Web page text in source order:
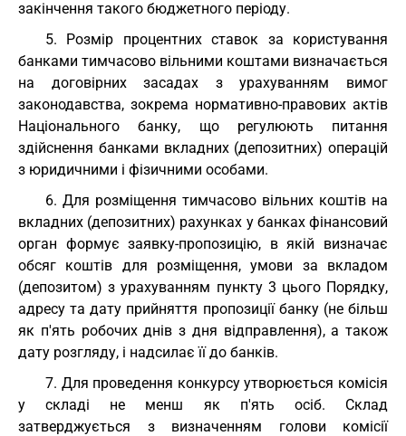
закінчення такого бюджетного періоду.
5. Розмір процентних ставок за користування
банками тимчасово вільними коштами визначається
на договірних засадах з урахуванням вимог
законодавства, зокрема нормативно-правових актів
Національного банку, що регулюють питання
здійснення банками вкладних (депозитних) операцій
з юридичними і фізичними особами.
6. Для розміщення тимчасово вільних коштів на
вкладних (депозитних) рахунках у банках фінансовий
орган формує заявку-пропозицію, в якій визначає
обсяг коштів для розміщення, умови за вкладом
(депозитом) з урахуванням пункту 3 цього Порядку,
адресу та дату прийняття пропозиції банку (не більш
як п'ять робочих днів з дня відправлення), а також
дату розгляду, і надсилає її до банків.
7. Для проведення конкурсу утворюється комісія
у складі не менш як п'ять осіб. Склад
затверджується з визначенням голови комісії